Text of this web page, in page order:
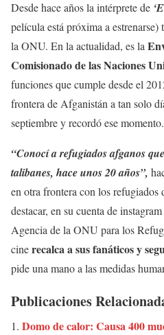
Desde hace años la intérprete de
película está próxima a estrenarse)
la ONU. En la actualidad, es la
Comisionado de las Naciones
funciones que cumple desde el
frontera de Afganistán a tan solo
septiembre y recordó ese momento.
“Conocí a refugiados afganos
talibanes, hace unos 20 años”,
en otra frontera con los refugiados
destacar, en su cuenta de
Agencia de la ONU para los
cinerecalca a sus fanáticos y
pide una mano a las medidas
Publicaciones
Domo de calor: Causa 400